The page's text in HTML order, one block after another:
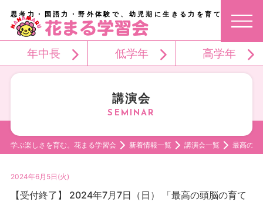
思考力・国語力・野外体験で、幼児期に生きる力を育てる。
年中長 低学年 高学年
講演会
学ぶ楽しさを育む。花まる学習会 新着情報一覧 講演会一覧 最高の頭
2024年6月5日(火)
【受付終了】 2024年7月7日（日） 「最高の頭脳の育て